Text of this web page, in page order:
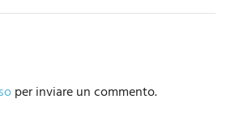
per inviare un commento.